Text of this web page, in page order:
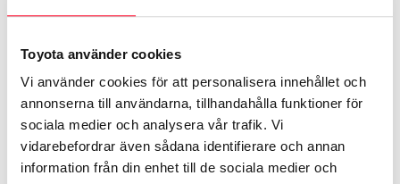
Toyota använder cookies
Vi använder cookies för att personalisera innehållet och
annonserna till användarna, tillhandahålla funktioner för
sociala medier och analysera vår trafik. Vi
vidarebefordrar även sådana identifierare och annan
information från din enhet till de sociala medier och
Unika kombination av väg-
och terrängprestanda
Toyota Land Cruiser 250 är för närvarande
slutsåld. Kontakta oss för mer information.